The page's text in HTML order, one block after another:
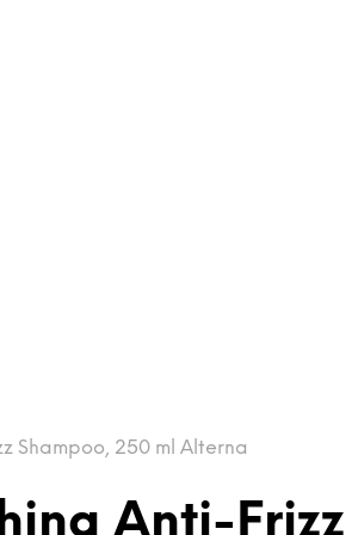
Shampoo, 250 ml Alterna
Anti-